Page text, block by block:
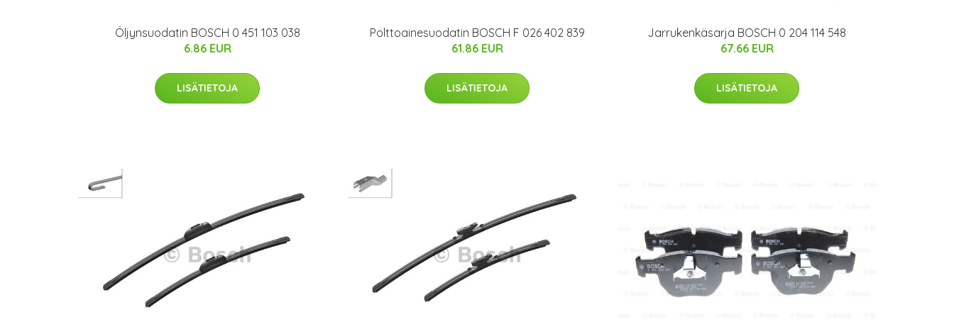
Öljynsuodatin BOSCH 0 451 103 038
6.86 EUR
LISÄTIETOJA
Polttoainesuodatin BOSCH F 026 402 839
61.86 EUR
LISÄTIETOJA
Jarrukenkäsarja BOSCH 0 204 114 548
67.66 EUR
LISÄTIETOJA